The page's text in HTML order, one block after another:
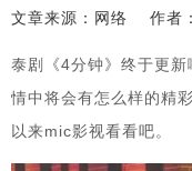
文章来源：网络 作者
泰剧《4分钟》终于更
情中将会有怎么样的精
以来mic影视看看吧。